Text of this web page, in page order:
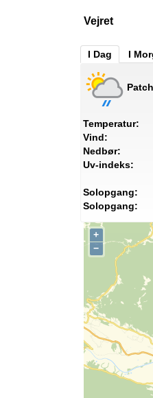
Vejret
I Dag I
Temperatur:
Vind:
Nedbør:
Uv-indeks:
Solopgang:
Solopgang:
+
−